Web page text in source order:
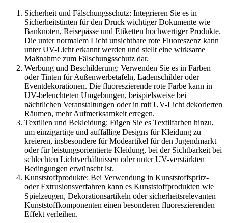
Sicherheit und Fälschungsschutz: Integrieren Sie es in
Sicherheitstinten für den Druck wichtiger Dokumente wie
Banknoten, Reisepässe und Etiketten hochwertiger Produkte.
Die unter normalem Licht unsichtbare rote Fluoreszenz kann
unter UV-Licht erkannt werden und stellt eine wirksame
Maßnahme zum Fälschungsschutz dar.​
Werbung und Beschilderung: Verwenden Sie es in Farben
oder Tinten für Außenwerbetafeln, Ladenschilder oder
Eventdekorationen. Die fluoreszierende rote Farbe kann in
UV-beleuchteten Umgebungen, beispielsweise bei
nächtlichen Veranstaltungen oder in mit UV-Licht dekorierten
Räumen, mehr Aufmerksamkeit erregen.​
Textilien und Bekleidung: Fügen Sie es Textilfarben hinzu,
um einzigartige und auffällige Designs für Kleidung zu
kreieren, insbesondere für Modeartikel für den Jugendmarkt
oder für leistungsorientierte Kleidung, bei der Sichtbarkeit bei
schlechten Lichtverhältnissen oder unter UV-verstärkten
Bedingungen erwünscht ist.​
Kunststoffprodukte: Bei Verwendung in Kunststoffspritz-
oder Extrusionsverfahren kann es Kunststoffprodukten wie
Spielzeugen, Dekorationsartikeln oder sicherheitsrelevanten
Kunststoffkomponenten einen besonderen fluoreszierenden
Effekt verleihen.